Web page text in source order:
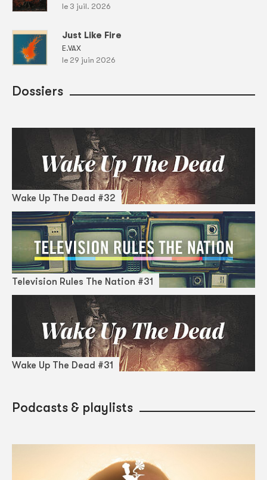
le 3 juil. 2026
Just Like Fire
E.VAX
le 29 juin 2026
Dossiers
Wake Up The Dead #32
Television Rules The Nation #31
Wake Up The Dead #31
Podcasts & playlists